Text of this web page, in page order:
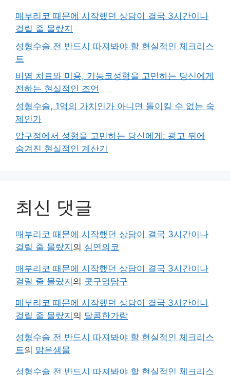
매부리코 때문에 시작했던 상담이 결국 3시간이나
걸릴 줄 몰랐지
성형수술 전 반드시 따져봐야 할 현실적인 체크리스
트
비염 치료와 미용, 기능코성형을 고민하는 당신에게
전하는 현실적인 조언
성형수술, 1억의 가치인가 아니면 돌이킬 수 없는 숙
제인가
압구정에서 성형을 고민하는 당신에게: 광고 뒤에
숨겨진 현실적인 계산기
최신 댓글
매부리코 때문에 시작했던 상담이 결국 3시간이나
걸릴 줄 몰랐지 의 심연의코
매부리코 때문에 시작했던 상담이 결국 3시간이나
걸릴 줄 몰랐지 의 콧구멍탐구
매부리코 때문에 시작했던 상담이 결국 3시간이나
걸릴 줄 몰랐지 의 달콤한가람
성형수술 전 반드시 따져봐야 할 현실적인 체크리스
트의 맑은샘물
성형수술 전 반드시 따져봐야 할 현실적인 체크리스